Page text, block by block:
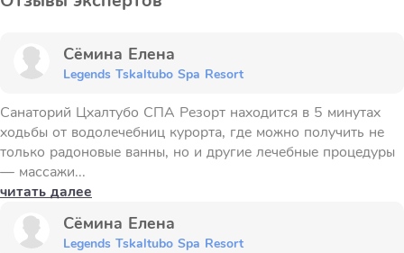
Сёмина Елена
Legends Tskaltubo Spa Resort
Санаторий Цхалтубо СПА Резорт находится в 5 минутах
ходьбы от водолечебниц курорта, где можно получить не
только радоновые ванны, но и другие лечебные процедуры
— массажи...
читать далее
Сёмина Елена
Legends Tskaltubo Spa Resort